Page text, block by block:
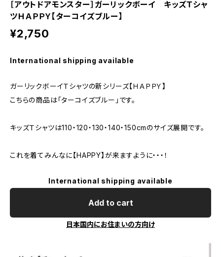
［アウトドアモンスター］ガーリックボーイ キッズＴシャ
ツＨＡＰＰＹ【ターコイズブルー】
¥2,750
International shipping available
ガーリックボーイＴシャツの新シリーズ【ＨＡＰＰＹ】
こちらの商品は「ターコイズブルー」です。
キッズＴシャツは110・120・130・140・150cmのサイズ展開です。
これを着てみんなに【HAPPY】が来ますように・・・！
International shipping available
Add to cart
日本国内にお住まいの方向け